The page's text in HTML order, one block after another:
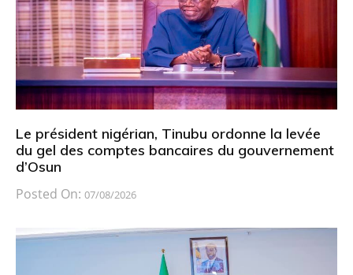
Le président nigérian, Tinubu ordonne la levée
du gel des comptes bancaires du gouvernement
d’Osun
Posted On: 07/08/2026